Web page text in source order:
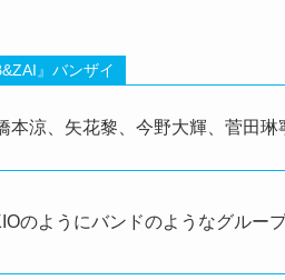
』バンザイ
本涼、矢花黎、今野大輝、菅田
のようにバンドのようなグルー